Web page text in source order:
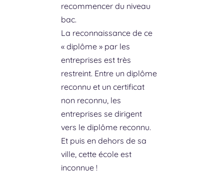
recommencer du niveau
bac.
La reconnaissance de ce
« diplôme » par les
entreprises est très
restreint. Entre un diplôme
reconnu et un certificat
non reconnu, les
entreprises se dirigent
vers le diplôme reconnu.
Et puis en dehors de sa
ville, cette école est
inconnue !